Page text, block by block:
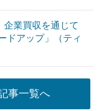
企業買収を通じて
ドアップ」（ティ
事一覧へ